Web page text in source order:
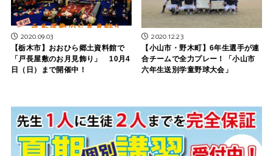
2020.09.03
【栃木市】おおひら郷土資料館で
「戸長屋敷のお月見飾り」 10月4
日（日）まで開催中！
2020.12.23
【小山市・野木町】6年生選手が連
合チームで全力プレー！「小山市
六年生送別学童野球大会」